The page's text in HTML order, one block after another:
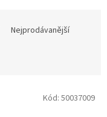
Nejprodávanější
Kód: 50037009